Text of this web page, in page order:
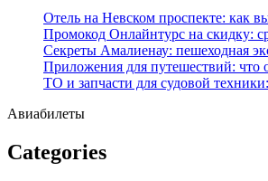
Отель на Невском проспекте: как
Промокод Онлайнтурс на скидку:
Секреты Амалиенау: пешеходная
Приложения для путешествий: что
ТО и запчасти для судовой
Авиабилеты
Categories